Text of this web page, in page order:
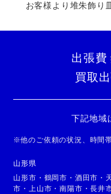
お客様より堆朱飾り
出張費
買取
下記地域
※他のご依頼の状況、時間
山形県
山形市 ・ 鶴岡市 ・ 酒田市 ・
市 ・ 上山市 ・南陽市 ・長井